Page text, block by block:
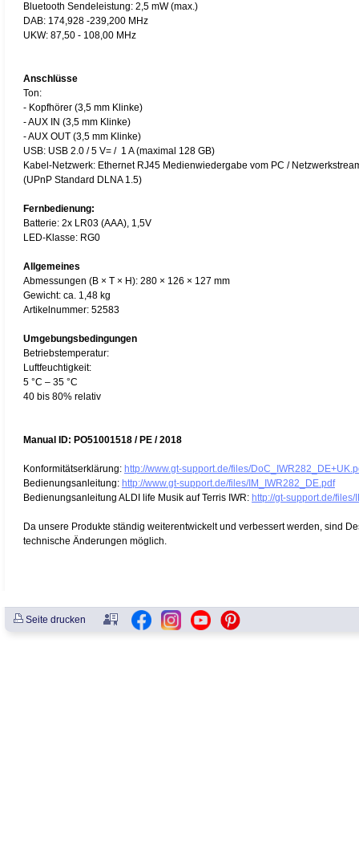
Bluetooth Sendeleistung: 2,5 mW (max.)
DAB: 174,928 -239,200 MHz
UKW: 87,50 - 108,00 MHz
Anschlüsse
Ton:
- Kopfhörer (3,5 mm Klinke)
- AUX IN (3,5 mm Klinke)
- AUX OUT (3,5 mm Klinke)
USB: USB 2.0 / 5 V= / 1 A (maximal 128 GB)
Kabel-Netzwerk: Ethernet RJ45 Medienwiedergabe vom PC /
(UPnP Standard DLNA 1.5)
Fernbedienung:
Batterie: 2x LR03 (AAA), 1,5V
LED-Klasse: RG0
Allgemeines
Abmessungen (B × T × H): 280 × 126 × 127 mm
Gewicht: ca. 1,48 kg
Artikelnummer: 52583
Umgebungsbedingungen
Betriebstemperatur:
Luftfeuchtigkeit:
5 °C – 35 °C
40 bis 80% relativ
Manual ID: PO51001518 / PE / 2018
Konformitätserklärung: http://www.gt-support.de/files/
Bedienungsanleitung: http://www.gt-support.de/files/IM_IWR282_DE.pdf
Bedienungsanleitung ALDI life Musik auf Terris IWR: http://gt-support.de/
Da unsere Produkte ständig weiterentwickelt und verbessert werden, sind
technische Änderungen möglich.
Seite drucken